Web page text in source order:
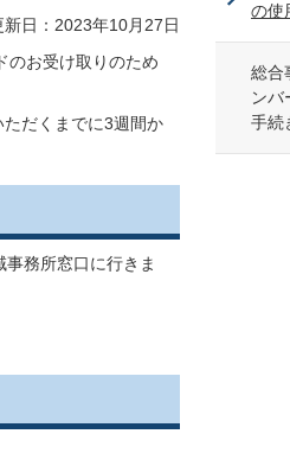
新日：2023年10月27日
のお受け取りのため
だくまでに3週間か
務所窓口に行きま
の使
総合
ンバ
手続